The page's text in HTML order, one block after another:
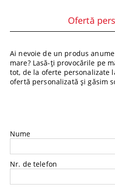
Ofertă
Ai nevoie de un produs
mare? Lasă-ți provocările pe
tot, de la oferte personalizate
ofertă personalizată și găsim
Nume
Nr. de telefon